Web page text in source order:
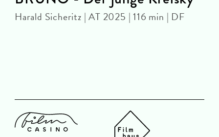
Harald Sicheritz | AT 2025 | 116 min | DF